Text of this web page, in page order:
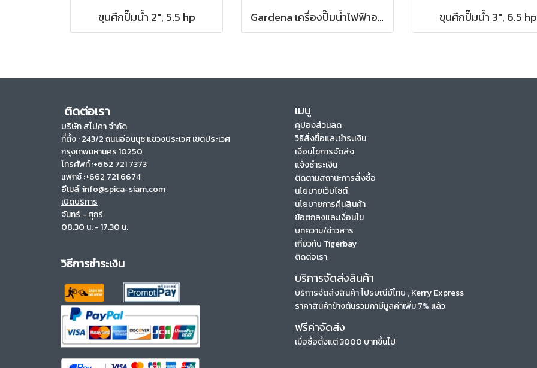
ขุนศึกปั๊มน้ำ 2", 5.5 hp Gardena เครื่องปั๊มน้ำไฟฟ้าอเนกประสงค์ 3500/4 (01709-20) ขุนศึกปั๊มน้ำ 3", 6.5 hp
ติดต่อเรา
บริษัท สไปคา จำกัด
ที่ตั้ง :243/2 ถนนอ่อนนุช แขวงประเวศ เขตประเวศ
กรุงเทพมหานคร 10250
โทรศัพท์ :+662 721 7373
แฟกซ์ :+662 721 6674
อีเมล์ :info@spica-siam.com
เปิดบริการ
จันทร์ - ศุกร์
08.30 น. - 17.30 น.
วิธีการชำระเงิน
เมนู
คูปองส่วนลด
วิธีสั่งซื้อและชำระเงิน
เงื่อนไขการจัดส่ง
แจ้งชำระเงิน
ติดตามสถานะการสั่งซื้อ
นโยบายเว็บไซต์
นโยบายการคืนสินค้า
ข้อตกลงและเงื่อนไข
บทความ/ข่าวสาร
เกี่ยวกับ Tigerbay
ติดต่อเรา
บริการจัดส่งสินค้า
บริการจัดส่งสินค้า ไปรษณีย์ไทย , Kerry Express
ราคาสินค้าข้างต้นรวมภาษีมูลค่าเพิ่ม 7% แล้ว
ฟรีค่าจัดส่ง
เมื่อซื้อตั้งแต่ 3000 บาทขึ้นไป